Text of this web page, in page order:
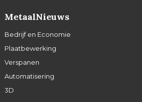
MetaalNieuws
Bedrijf en Economie
Plaatbewerking
Verspanen
Automatisering
3D